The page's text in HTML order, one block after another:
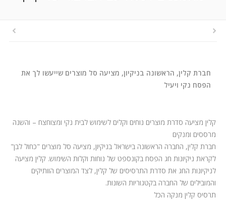
חדר חדשות
צור קשר
חברת קלין, הראשונה בניקיון, מציעה סל מוצרים שייעשו לך את
הפסח נקי ויעיל
קלין מציעה סדרת מוצרים נוחים וקלים לשימוש לבית נקי ומצוחצח – והשנה
מרססים ומנקים
חברת קלין, החברה הראשונה בישראל בניקיון, מציעה סל מוצרים "כחול לבן"
לקראת ניקיונות חג הפסח בקונספט של נוחות וקלות השימוש. קלין מציעה
לניקיונות החג את סדרת התרסיסים של קלין, לצד המוצרים הוותיקים
והמובילים של החברה בקטגוריות השונות.
תרסיס קלין מנקה הכל